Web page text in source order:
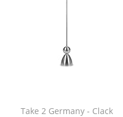
Take 2 Germany - Clack